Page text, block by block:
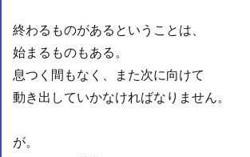
終わるものがあるということは、
始まるものもある。
息つく間もなく、また次に向けて
動き出していかなければなりません。
が。